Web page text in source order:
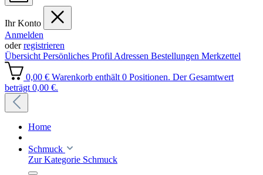
Ihr Konto
Anmelden
oderregistrieren
Übersicht Persönliches Profil Adressen Bestellungen Merkzettel
0,00 € Warenkorb enthält 0 Positionen. Der Gesamtwert
beträgt 0,00 €.
Home
Schmuck
Zur Kategorie Schmuck